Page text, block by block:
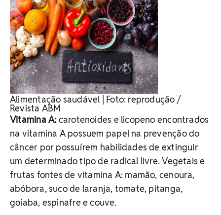
Alimentação saudável | Foto: reprodução /
Revista ABM
Vitamina A: carotenoides e licopeno encontrados
na vitamina A possuem papel na prevenção do
câncer por possuírem habilidades de extinguir
um determinado tipo de radical livre. Vegetais e
frutas fontes de vitamina A: mamão, cenoura,
abóbora, suco de laranja, tomate, pitanga,
goiaba, espinafre e couve.